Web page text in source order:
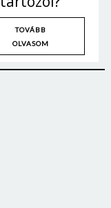
TOVÁBB
OLVASOM